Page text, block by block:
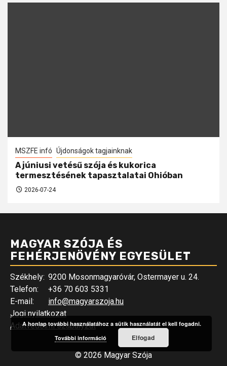
MSZFE infó Újdonságok tagjainknak
A júniusi vetésű szója és kukorica
termesztésének tapasztalatai Ohióban
2026-07-24
MAGYAR SZÓJA ÉS
FEHÉRJENÖVÉNY EGYESÜLET
Székhely: 9200 Mosonmagyaróvár, Ostermayer u. 24.
Telefon:
+36 70 603 5331
E-mail:
info@magyarszoja.hu
Jogi nyilatkozat
Adatvédelmi szabályzat
© 2026 Magyar Szója
A honlap további használatához a sütik használatát el kell fogadni.
További információ
Elfogad